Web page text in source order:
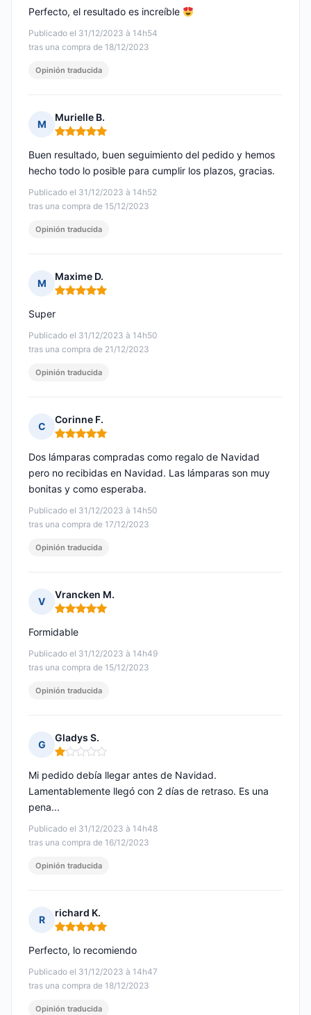
Publicado el 31/12/2023 à 14h54
tras una compra de 18/12/2023
Perfecto, el resultado es increíble
Opinión traducida
M
Murielle B.
Nota: 5 de 5
Publicado el 31/12/2023 à 14h52
tras una compra de 15/12/2023
Buen resultado, buen seguimiento del pedido y hemos
hecho todo lo posible para cumplir los plazos, gracias.
Opinión traducida
M
Maxime D.
Nota: 5 de 5
Publicado el 31/12/2023 à 14h50
tras una compra de 21/12/2023
Super
Opinión traducida
C
Corinne F.
Nota: 5 de 5
Publicado el 31/12/2023 à 14h50
tras una compra de 17/12/2023
Dos lámparas compradas como regalo de Navidad
pero no recibidas en Navidad. Las lámparas son muy
bonitas y como esperaba.
Opinión traducida
V
Vrancken M.
Nota: 5 de 5
Publicado el 31/12/2023 à 14h49
tras una compra de 15/12/2023
Formidable
Opinión traducida
G
Gladys S.
Nota: 1 de 5
Publicado el 31/12/2023 à 14h48
tras una compra de 16/12/2023
Mi pedido debía llegar antes de Navidad.
Lamentablemente llegó con 2 días de retraso. Es una
pena...
Opinión traducida
R
richard K.
Nota: 5 de 5
Publicado el 31/12/2023 à 14h47
tras una compra de 18/12/2023
Perfecto, lo recomiendo
Opinión traducida